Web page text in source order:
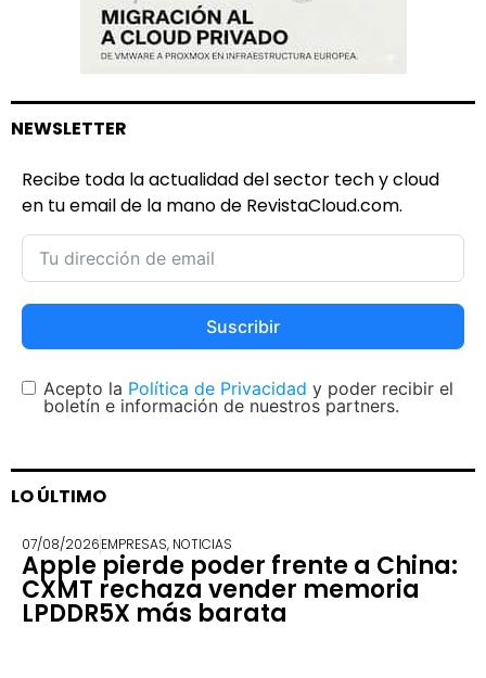
NEWSLETTER
Recibe toda la actualidad del sector tech y cloud
en tu email de la mano de RevistaCloud.com.
Suscribir
Acepto la Política de Privacidad y poder recibir el
boletín e información de nuestros partners.
LO ÚLTIMO
07/08/2026EMPRESAS, NOTICIAS
Apple pierde poder frente a China:
CXMT rechaza vender memoria
LPDDR5X más barata